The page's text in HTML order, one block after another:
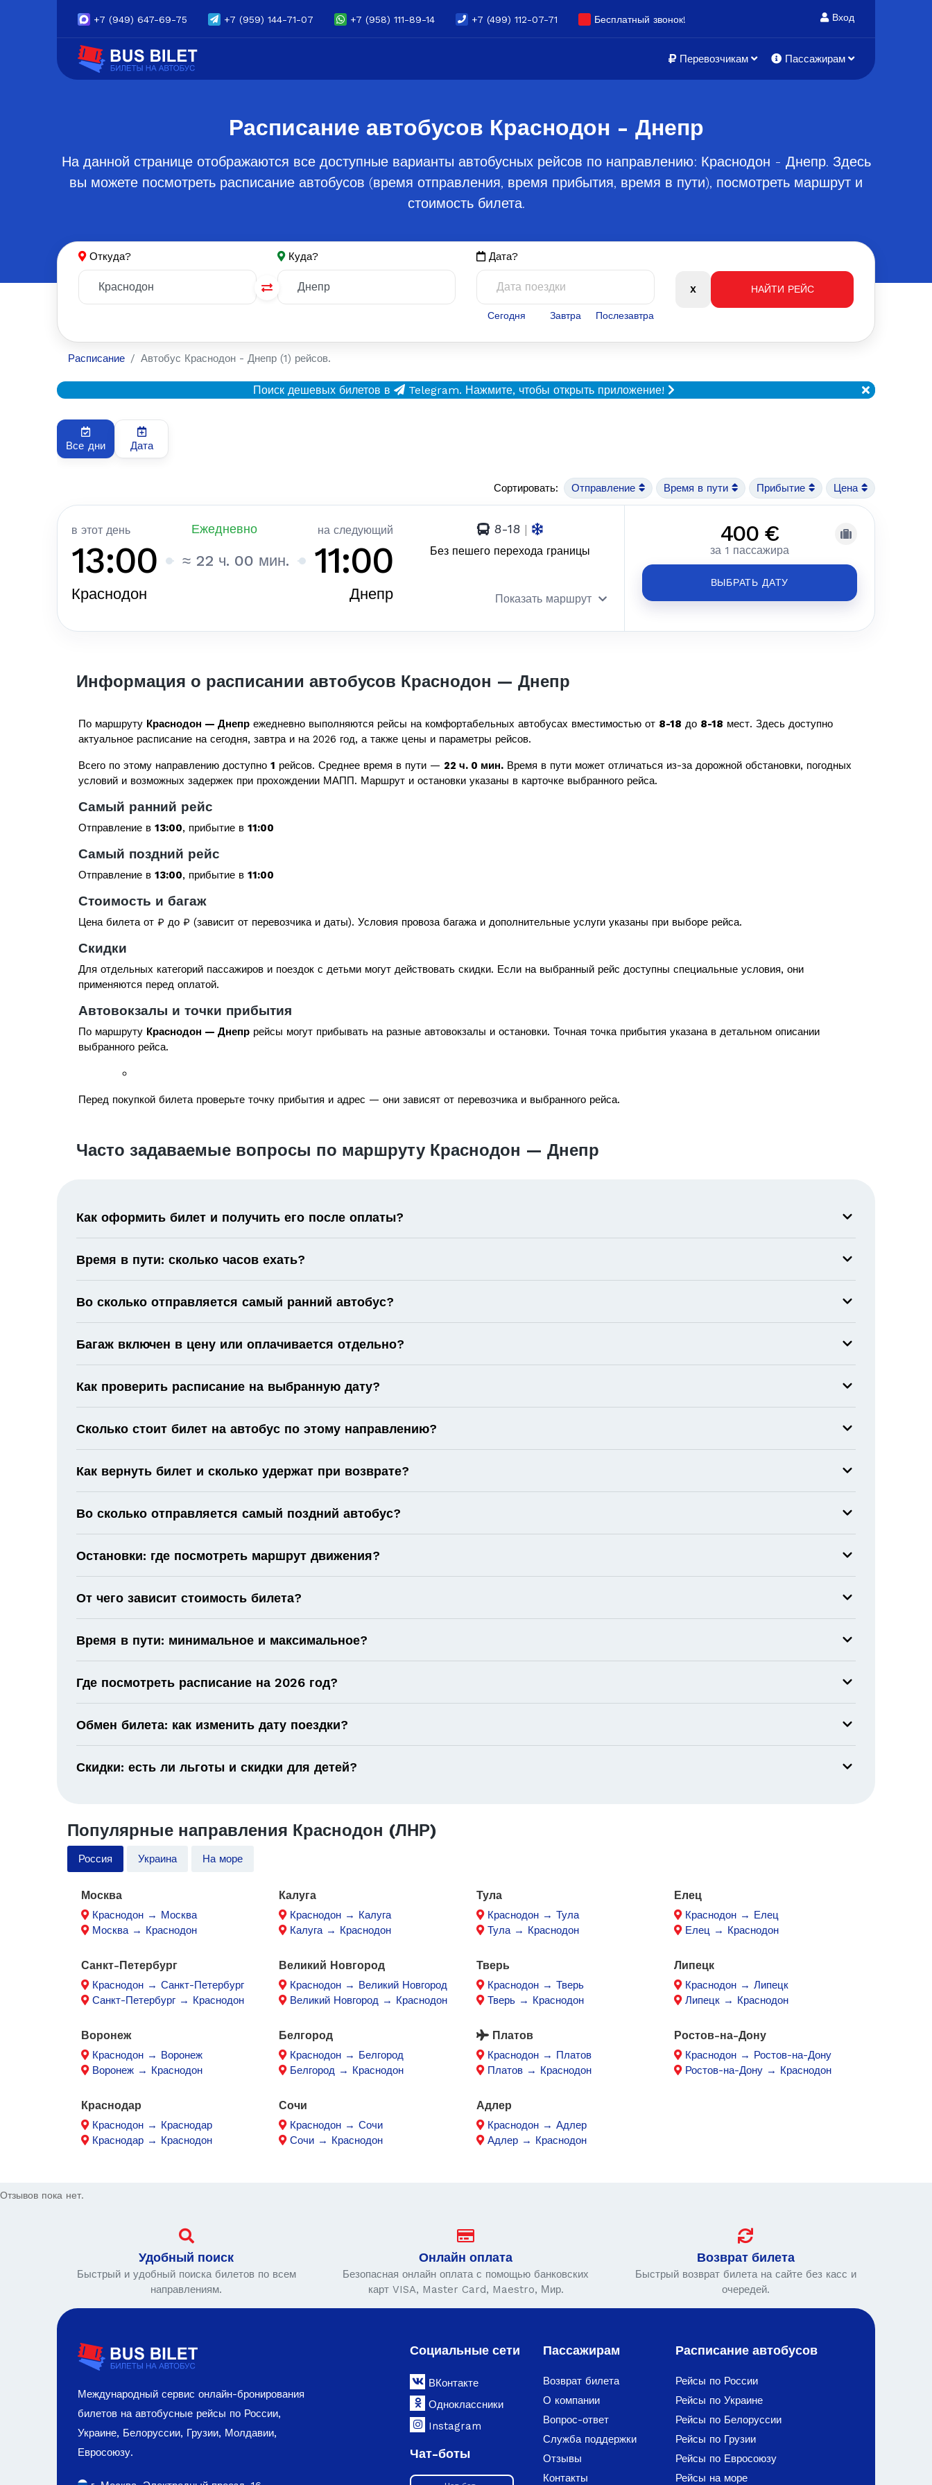
+7 (949) 647-69-75 +7 (959) 144-71-07 +7 (958) 111-89-14 +7 (499) 112-07-71 Бесплатный звонок! Вход
Перевозчикам Пассажирам
Расписание автобусов Краснодон - Днепр
На данной странице отображаются все доступные варианты автобусных рейсов по направлению: Краснодон - Днепр. Здесь
вы можете посмотреть расписание автобусов (время отправления, время прибытия, время в пути), посмотреть маршрут и
стоимость билета.
Откуда? Куда? Дата?
Сегодня Завтра Послезавтра
Расписание Автобус Краснодон - Днепр (1) рейсов.
Поиск дешевых билетов в Telegram. Нажмите, чтобы открыть приложение!
Все дни Дата
Сортировать: Отправление Время в пути Прибытие Цена
в этот день Ежедневно на следующий
13:00 ≈ 22 ч. 00 мин. 11:00
Краснодон Днепр
8-18 |
Без пешего перехода границы
Показать маршрут
400 €
за 1 пассажира
ВЫБРАТЬ ДАТУ
Информация о расписании автобусов Краснодон — Днепр
По маршруту Краснодон — Днепр ежедневно выполняются рейсы на комфортабельных автобусах вместимостью от 8-18 до 8-18 мест. Здесь доступно
актуальное расписание на сегодня, завтра и на 2026 год, а также цены и параметры рейсов.
Всего по этому направлению доступно 1 рейсов. Среднее время в пути — 22 ч. 0 мин. Время в пути может отличаться из-за дорожной обстановки, погодных
условий и возможных задержек при прохождении МАПП. Маршрут и остановки указаны в карточке выбранного рейса.
Самый ранний рейс
Отправление в 13:00, прибытие в 11:00
Самый поздний рейс
Отправление в 13:00, прибытие в 11:00
Стоимость и багаж
Цена билета от ₽ до ₽ (зависит от перевозчика и даты). Условия провоза багажа и дополнительные услуги указаны при выборе рейса.
Скидки
Для отдельных категорий пассажиров и поездок с детьми могут действовать скидки. Если на выбранный рейс доступны специальные условия, они
применяются перед оплатой.
Автовокзалы и точки прибытия
По маршруту Краснодон — Днепр рейсы могут прибывать на разные автовокзалы и остановки. Точная точка прибытия указана в детальном описании
выбранного рейса.
Перед покупкой билета проверьте точку прибытия и адрес — они зависят от перевозчика и выбранного рейса.
Часто задаваемые вопросы по маршруту Краснодон — Днепр
Как оформить билет и получить его после оплаты?
Время в пути: сколько часов ехать?
Во сколько отправляется самый ранний автобус?
Багаж включен в цену или оплачивается отдельно?
Как проверить расписание на выбранную дату?
Сколько стоит билет на автобус по этому направлению?
Как вернуть билет и сколько удержат при возврате?
Во сколько отправляется самый поздний автобус?
Остановки: где посмотреть маршрут движения?
От чего зависит стоимость билета?
Время в пути: минимальное и максимальное?
Где посмотреть расписание на 2026 год?
Обмен билета: как изменить дату поездки?
Скидки: есть ли льготы и скидки для детей?
Популярные направления Краснодон (ЛНР)
Россия Украина На море
Москва
Краснодон → Москва
Москва → Краснодон
Калуга
Краснодон → Калуга
Калуга → Краснодон
Тула
Краснодон → Тула
Тула → Краснодон
Елец
Краснодон → Елец
Елец → Краснодон
Санкт-Петербург
Краснодон → Санкт-Петербург
Санкт-Петербург → Краснодон
Великий Новгород
Краснодон → Великий Новгород
Великий Новгород → Краснодон
Тверь
Краснодон → Тверь
Тверь → Краснодон
Липецк
Краснодон → Липецк
Липецк → Краснодон
Воронеж
Краснодон → Воронеж
Воронеж → Краснодон
Белгород
Краснодон → Белгород
Белгород → Краснодон
Платов
Краснодон → Платов
Платов → Краснодон
Ростов-на-Дону
Краснодон → Ростов-на-Дону
Ростов-на-Дону → Краснодон
Краснодар
Краснодон → Краснодар
Краснодар → Краснодон
Сочи
Краснодон → Сочи
Сочи → Краснодон
Адлер
Краснодон → Адлер
Адлер → Краснодон
Отзывов пока нет.
Удобный поиск
Быстрый и удобный поиска билетов по всем
направлениям.
Онлайн оплата
Безопасная онлайн оплата с помощью банковских
карт VISA, Master Card, Maestro, Мир.
Возврат билета
Быстрый возврат билета на сайте без касс и
очередей.
Международный сервис онлайн-бронирования
билетов на автобусные рейсы по России,
Украине, Белоруссии, Грузии, Молдавии,
Евросоюзу.
Социальные сети
ВКонтакте
Одноклассники
Instagram
Чат-боты
Пассажирам
Возврат билета
О компании
Вопрос-ответ
Служба поддержки
Отзывы
Контакты
Расписание автобусов
Рейсы по России
Рейсы по Украине
Рейсы по Белоруссии
Рейсы по Грузии
Рейсы по Евросоюзу
Рейсы на море